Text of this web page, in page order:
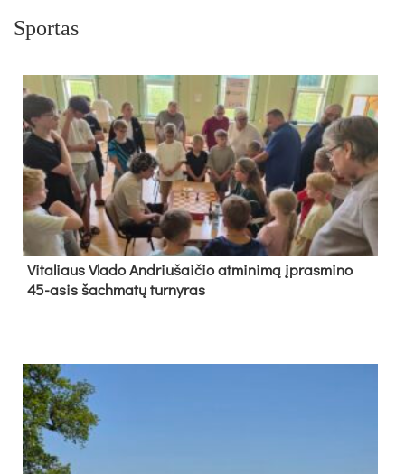
Sportas
Vi­ta­liaus Vla­do And­riu­šai­čio at­mi­ni­mą įpras­mi­no
45-asis šach­ma­tų tur­ny­ras